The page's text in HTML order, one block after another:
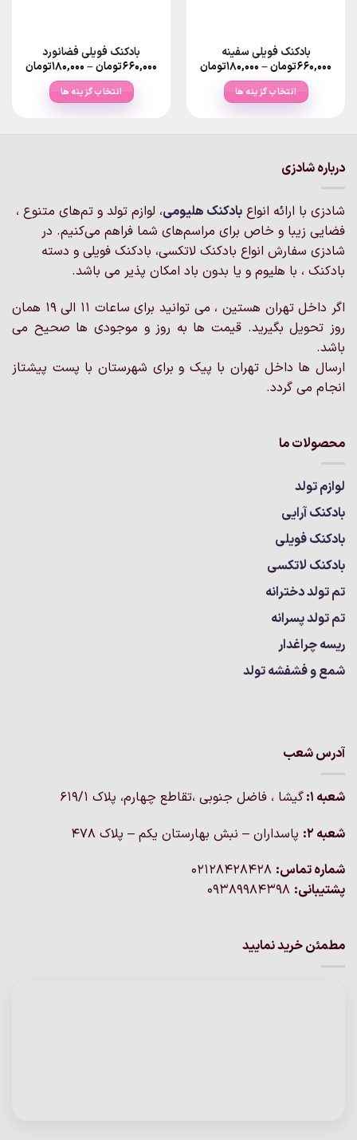
بادکنک فویلی سفینه
۶۶۰,۰۰۰تومان–۱۸۰,۰۰۰تومانPrice
انتخاب گزینه ها
باشد.
گزینه
ها
ممکن
است
صفحه
محصول
شوند
بادکنک فویلی فضانورد
۶۶۰,۰۰۰تومان–۱۸۰,۰۰۰تومانPrice
انتخاب گزینه ها
باشد.
گزینه
ممکن
است
صفحه
محصول
شوند
درباره شادزی
شادزی با ارائه انواع بادکنک‌ هلیومی، لوازم تولد و تم‌های متنوع ،
فضایی زیبا و خاص برای مراسم‌های شما فراهم می‌کنیم. در
شادزی سفارش انواع بادکنک لاتکسی، بادکنک فویلی و دسته
بادکنک ، با هلیوم و یا بدون باد امکان پذیر می باشد.
اگر داخل تهران هستین ، می توانید برای ساعات 11 الی 19 همان
روز تحویل بگیرید. قیمت ها به روز و موجودی ها صحیح می
باشد.
ارسال ها داخل تهران با پیک و برای شهرستان با پست پیشتاز
انجام می گردد.
محصولات ما
لوازم تولد
بادکنک آرایی
بادکنک فویلی
بادکنک لاتکسی
تم تولد دخترانه
تم تولد پسرانه
ریسه چراغدار
شمع و فشفشه تولد
آدرس شعب
شعبه 1:
گيشا ، فاضل جنوبی ،تقاطع چهارم، پلاک 619/1
شعبه 2:
پاسداران – نبش بهارستان یکم – پلاک ۴۷۸
شماره تماس:
پشتیبانی:
مطمئن خرید نمایید